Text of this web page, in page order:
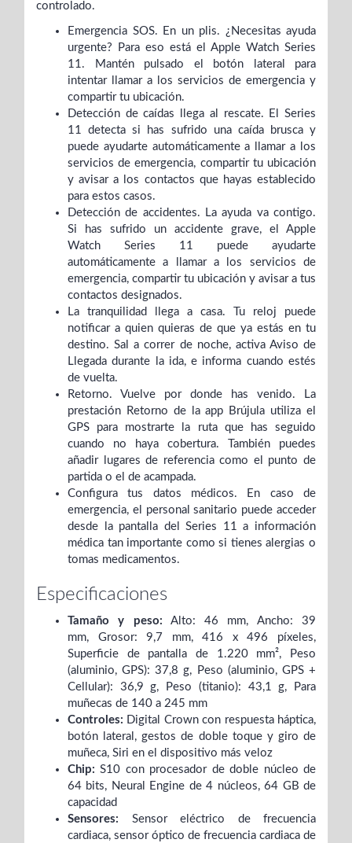
controlado.
Emergencia SOS. En un plis. ¿Necesitas ayuda
urgente? Para eso está el Apple Watch Series
11. Mantén pulsado el botón lateral para
intentar llamar a los servicios de emergencia y
compartir tu ubicación.
Detección de caídas llega al rescate. El Series
11 detecta si has sufrido una caída brusca y
puede ayudarte automáticamente a llamar a los
servicios de emergencia, compartir tu ubicación
y avisar a los contactos que hayas establecido
para estos casos.
Detección de accidentes. La ayuda va contigo.
Si has sufrido un accidente grave, el Apple
Watch Series 11 puede ayudarte
automáticamente a llamar a los servicios de
emergencia, compartir tu ubicación y avisar a tus
contactos designados.
La tranquilidad llega a casa. Tu reloj puede
notificar a quien quieras de que ya estás en tu
destino. Sal a correr de noche, activa Aviso de
Llegada durante la ida, e informa cuando estés
de vuelta.
Retorno. Vuelve por donde has venido. La
prestación Retorno de la app Brújula utiliza el
GPS para mostrarte la ruta que has seguido
cuando no haya cobertura. También puedes
añadir lugares de referencia como el punto de
partida o el de acampada.
Configura tus datos médicos. En caso de
emergencia, el personal sanitario puede acceder
desde la pantalla del Series 11 a información
médica tan importante como si tienes alergias o
tomas medicamentos.
Especificaciones
Tamaño y peso: Alto: 46 mm, Ancho: 39
mm, Grosor: 9,7 mm, 416 x 496 píxeles,
Superficie de pantalla de 1.220 mm², Peso
(aluminio, GPS): 37,8 g, Peso (aluminio, GPS +
Cellular): 36,9 g, Peso (titanio): 43,1 g, Para
muñecas de 140 a 245 mm
Controles: Digital Crown con respuesta háptica,
botón lateral, gestos de doble toque y giro de
muñeca, Siri en el dispositivo más veloz
Chip: S10 con procesador de doble núcleo de
64 bits, Neural Engine de 4 núcleos, 64 GB de
capacidad
Sensores: Sensor eléctrico de frecuencia
cardiaca, sensor óptico de frecuencia cardiaca de